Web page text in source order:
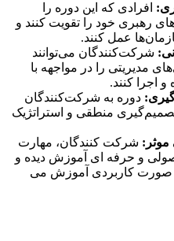
: افرادی که این دوره را
رهبری خود را تقویت کنند و
عمل کنند.
: شرکت‌کنندگان می‌توانند
مدیریتی را در مواجهه با
اجرا کنند.
: دوره به شرکت‌کنندگان
منطقی و استراتژیک
موثر: شرکت کنندگان، مهارت
و حرفه ای آموزش دیده و
صورت کاربردی آموزش می